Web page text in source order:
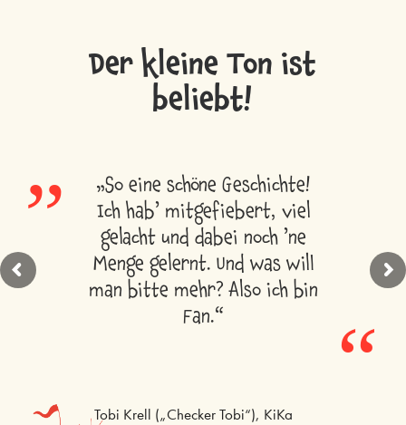
Der kleine Ton ist
beliebt!
„So eine schöne Geschichte!
Ich hab’ mitgefiebert, viel
gelacht und dabei noch ’ne
Menge gelernt. Und was will
man bitte mehr? Also ich bin
Fan.“
Tobi Krell („Checker Tobi“), KiKa
„
“